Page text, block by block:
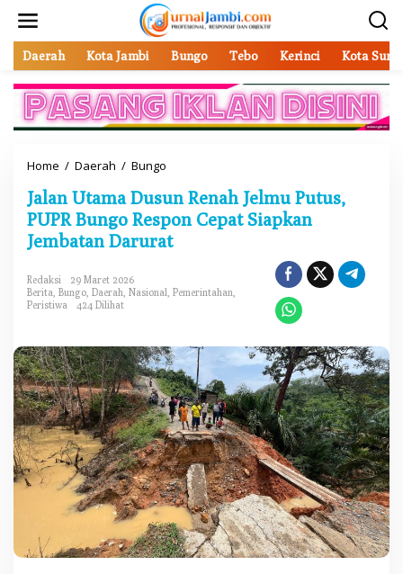
Daerah Kota Jambi Bungo Tebo Kerinci Kota
Home / Daerah / Bungo
l
a
n
U
m
u
s
u
n
R
e
n
a
h
J
e
l
m
u
Jalan Utama Dusun Renah Jelmu Putus,
PUPR Bungo Respon Cepat Siapkan
Jembatan Darurat
Redaksi
29 Maret 2026
Berita Bungo Daerah Nasional Pemerintahan
Peristiwa
424 Dilihat